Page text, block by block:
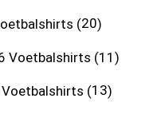
20
Voetbalshirts 11
13